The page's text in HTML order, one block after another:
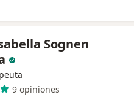
Sognen
9 opiniones